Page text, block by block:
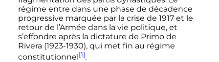
régime entre dans une phase de décadence
progressive marquée par la crise de 1917 et le
retour de l’Armée dans la vie politique, et
s’effondre après la dictature de Primo de
Rivera (1923-1930), qui met fin au régime
constitutionnel[1].